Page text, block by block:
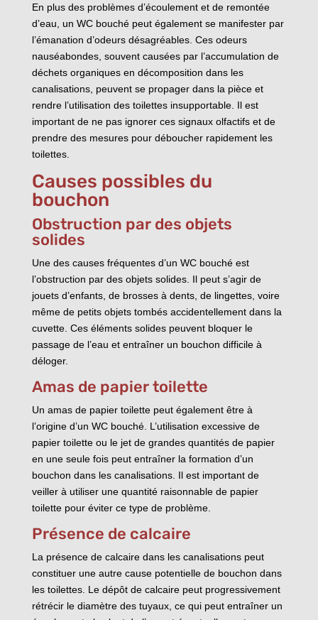
En plus des problèmes d’écoulement et de remontée
d’eau, un WC bouché peut également se manifester par
l’émanation d’odeurs désagréables. Ces odeurs
nauséabondes, souvent causées par l’accumulation de
déchets organiques en décomposition dans les
canalisations, peuvent se propager dans la pièce et
rendre l’utilisation des toilettes insupportable. Il est
important de ne pas ignorer ces signaux olfactifs et de
prendre des mesures pour déboucher rapidement les
toilettes.
Causes possibles du
bouchon
Obstruction par des objets
solides
Une des causes fréquentes d’un WC bouché est
l’obstruction par des objets solides. Il peut s’agir de
jouets d’enfants, de brosses à dents, de lingettes, voire
même de petits objets tombés accidentellement dans la
cuvette. Ces éléments solides peuvent bloquer le
passage de l’eau et entraîner un bouchon difficile à
déloger.
Amas de papier toilette
Un amas de papier toilette peut également être à
l’origine d’un WC bouché. L’utilisation excessive de
papier toilette ou le jet de grandes quantités de papier
en une seule fois peut entraîner la formation d’un
bouchon dans les canalisations. Il est important de
veiller à utiliser une quantité raisonnable de papier
toilette pour éviter ce type de problème.
Présence de calcaire
La présence de calcaire dans les canalisations peut
constituer une autre cause potentielle de bouchon dans
les toilettes. Le dépôt de calcaire peut progressivement
rétrécir le diamètre des tuyaux, ce qui peut entraîner un